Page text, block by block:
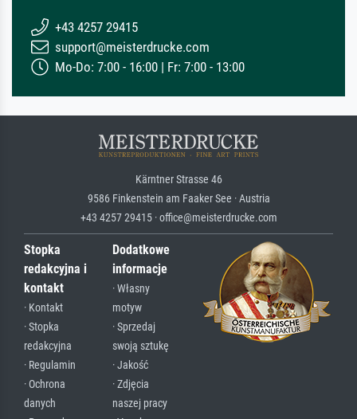
+43 4257 29415
support@meisterdrucke.com
Mo-Do: 7:00 - 16:00 | Fr: 7:00 - 13:00
Kärntner Strasse 46
9586 Finkenstein am Faaker See · Austria
+43 4257 29415 · office@meisterdrucke.com
Stopka
redakcyjna i
kontakt
· Kontakt
· Stopka
redakcyjna
· Regulamin
· Ochrona
danych
Dodatkowe
informacje
· Własny
motyw
· Sprzedaj
swoją sztukę
· Jakość
· Zdjęcia
naszej pracy